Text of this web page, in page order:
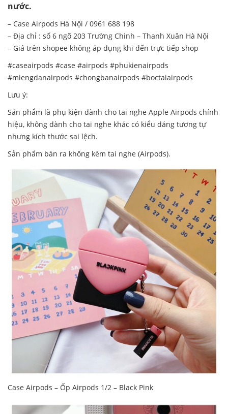
nước.
– Case Airpods Hà Nội / 0961 688 198
– Địa chỉ : số 6 ngõ 203 Trường Chinh – Thanh Xuân Hà Nội
– Giá trên shopee không áp dụng khi đến trực tiếp shop
#caseairpods #case #airpods #phukienairpods
#miengdanairpods #chongbanairpods #boctaiairpods
Lưu ý:
Sản phẩm là phụ kiện dành cho tai nghe Apple Airpods chính
hiệu, không dành cho tai nghe khác có kiểu dáng tương tự
nhưng kích thước sai lệch.
Sản phẩm bán ra không kèm tai nghe (Airpods).
Case Airpods – Ốp Airpods 1/2 – Black Pink